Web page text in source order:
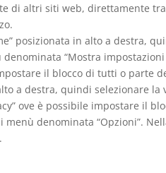
di altri siti web, direttamente
posizionata in alto a destra,
“Mostra
il blocco di tutti o parte
a destra, quindi selezionare
ove è possibile impostare il
denominata “Opzioni”.